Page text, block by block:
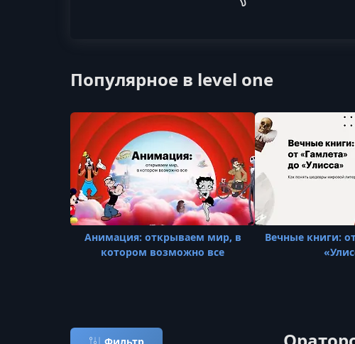
Популярное в level one
Анимация: открываем мир, в
котором возможно все
Вечные книги: